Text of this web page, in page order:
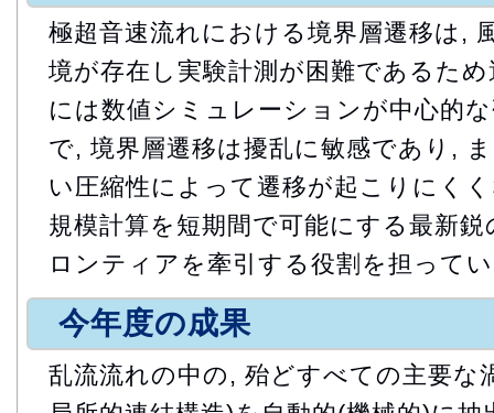
極超音速流れにおける境界層遷移は,
境が存在し実験計測が困難であるた
には数値シミュレーションが中心的
で, 境界層遷移は擾乱に敏感であり,
い圧縮性によって遷移が起こりにく
規模計算を短期間で可能にする最新
ロンティアを牽引する役割を担って
今年度の成果
乱流流れの中の, 殆どすべての主要な